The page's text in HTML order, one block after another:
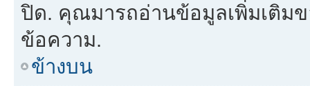
ปิด. คุณมารถอ่านข้อมูลเพิ่มเติม
ข้อความ.
ข้างบน